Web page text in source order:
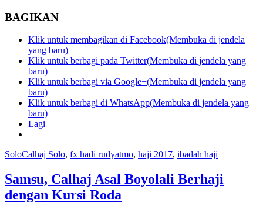
BAGIKAN
Klik untuk membagikan di Facebook(Membuka di jendela
yang baru)
Klik untuk berbagi pada Twitter(Membuka di jendela yang
baru)
Klik untuk berbagi via Google+(Membuka di jendela yang
baru)
Klik untuk berbagi di WhatsApp(Membuka di jendela yang
baru)
Lagi
SoloCalhaj Solo, fx hadi rudyatmo, haji 2017, ibadah haji
Samsu, Calhaj Asal Boyolali Berhaji
dengan Kursi Roda